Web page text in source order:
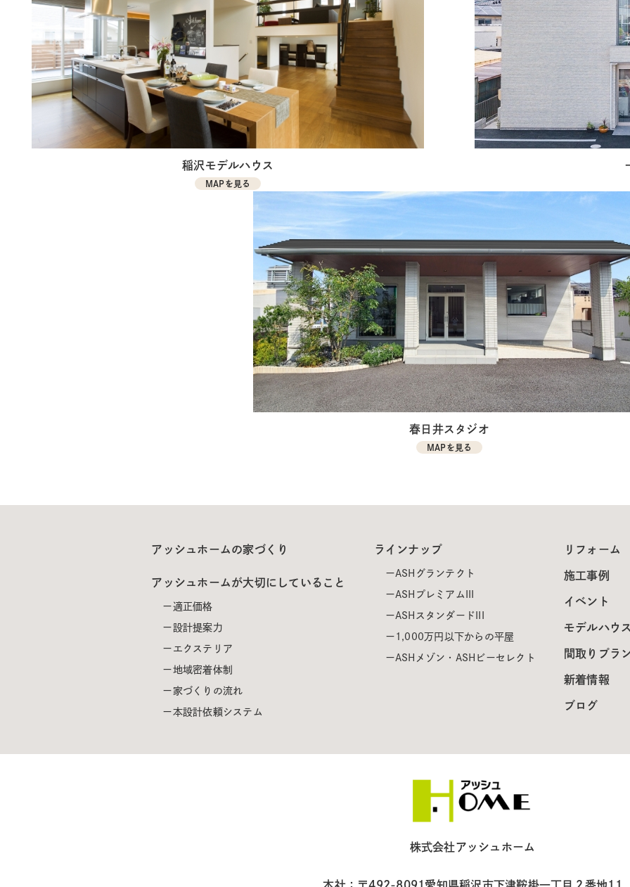
稲沢モデルハウス
MAPを見る
春日井スタジオ
MAPを見る
アッシュホームの家づくり
アッシュホームが大切にしていること
適正価格
設計提案力
エクステリア
地域密着体制
家づくりの流れ
本設計依頼システム
ラインナップ
ASHグランテクト
ASHプレミアムIII
ASHスタンダードIII
1,000万円以下からの平屋
ASHメゾン・ASHビーセレクト
リフォーム
施工事例
イベント
モデルハウ
間取りプラ
新着情報
ブログ
株式会社アッシュホーム